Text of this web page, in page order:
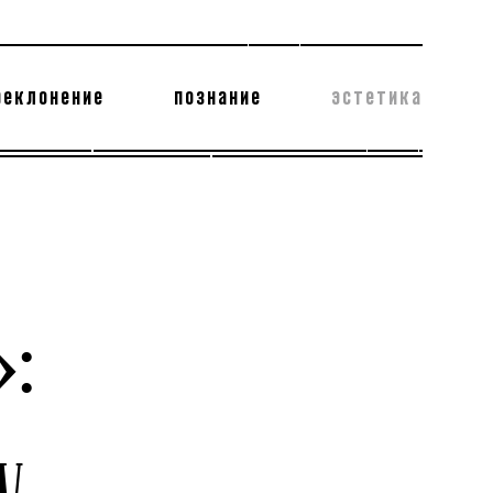
познание эстетика